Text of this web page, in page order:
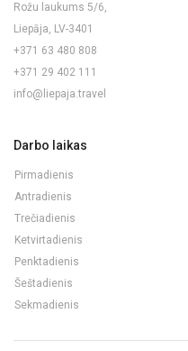
Rožu laukums 5/6,
Liepāja, LV-3401
+371 63 480 808
+371 29 402 111
info@liepaja.travel
Darbo laikas
Pirmadienis
Antradienis
Trečiadienis
Ketvirtadienis
Penktadienis
Šeštadienis
Sekmadienis